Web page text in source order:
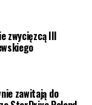
zwycięzcą III
zawitają do